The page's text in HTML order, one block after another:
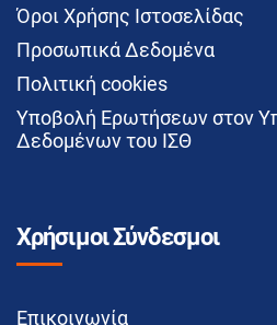
Όροι Χρήσης Ιστοσελίδας
Προσωπικά Δεδομένα
Πολιτική cookies
Υποβολή Ερωτήσεων στον
Δεδομένων του ΙΣΘ
Χρήσιμοι Σύνδεσμοι
Επικοινωνία